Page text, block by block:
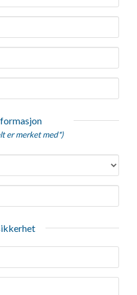
er merket med*)